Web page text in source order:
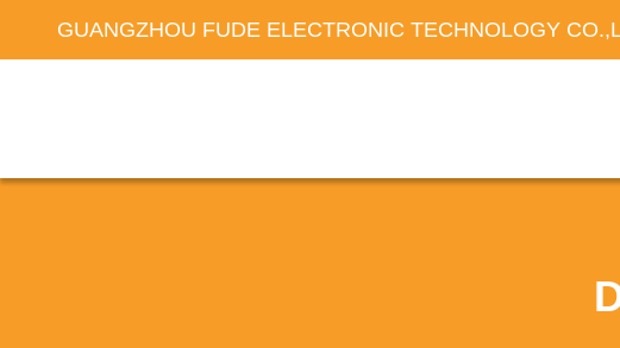
GUANGZHOU FUDE ELECTRONIC TECHNOLOGY